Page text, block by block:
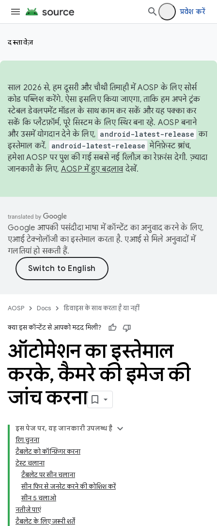
प्रवेश करें
दस्तावेज़
साल 2026 से, हम दूसरी और चौथी तिमाही में AOSP के लिए सोर्स
कोड पब्लिश करेंगे. ऐसा इसलिए किया जाएगा, ताकि हम अपने ट्रंक
स्टेबल डेवलपमेंट मॉडल के साथ काम कर सकें और यह पक्का कर
सकें कि प्लैटफ़ॉर्म, पूरे सिस्टम के लिए स्थिर बना रहे. AOSP बनाने
और उसमें योगदान देने के लिए, android-latest-release का
इस्तेमाल करें.
android-latest-release मेनिफ़ेस्ट ब्रांच,
हमेशा AOSP पर पुश की गई सबसे नई रिलीज़ का रेफ़रंस देगी. ज़्यादा
जानकारी के लिए, AOSP में हुए बदलावदेखें.
Google आपकी पसंदीदा भाषा में कॉन्टेंट का अनुवाद करने के लिए,
एआई टेक्नोलॉजी का इस्तेमाल करता है. एआई से मिले अनुवादों में
गलतियां हो सकती हैं.
AOSP Docs डिवाइस के साथ करता है या नहीं
क्या इस कॉन्टेंट से आपको मदद मिली?
ऑटोमेशन का इस्तेमाल
करके,कैमरे की इमेज की
जांच करना
इस पेज पर, यह जानकारी उपलब्ध है
रिग चुनना
टैबलेट को कॉन्फ़िगर करना
टेस्ट चलाना
टैबलेट पर सीन चलाना
सीन फिर से जनरेट करने की कोशिश करें
सीन 5 चलाओ
नतीजे पाएं
टैबलेट के लिए ज़रूरी शर्तें